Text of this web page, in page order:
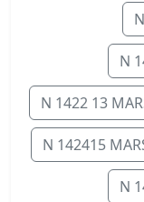
N
N 1422 13
N 142415
N